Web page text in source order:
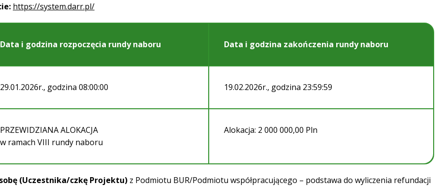
https://system.darr.pl/
Data i godzina rozpoczęcia rundy naboru Data i godzina zakończenia rundy naboru
29.01.2026r., godzina 08:00:00 19.02.2026r., godzina 23:59:59
PRZEWIDZIANA ALOKACJA
w ramach VIII rundy naboru
Alokacja: 2 000 000,00 Pln
(Uczestnika/czkę Projektu) z Podmiotu BUR/Podmiotu współpracującego – podstawa do wyliczenia refundacji